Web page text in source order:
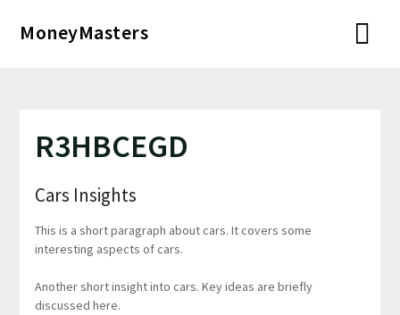
MoneyMasters
R3HBCEGD
Cars Insights
This is a short paragraph about cars. It covers some
interesting aspects of cars.
Another short insight into cars. Key ideas are briefly
discussed here.